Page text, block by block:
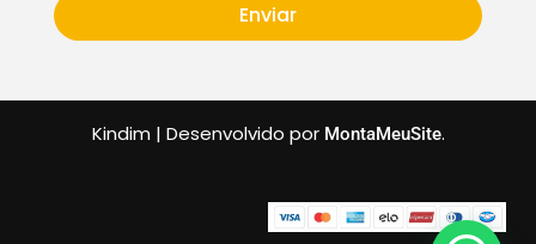
Enviar
Kindim | Desenvolvido por MontaMeuSite.